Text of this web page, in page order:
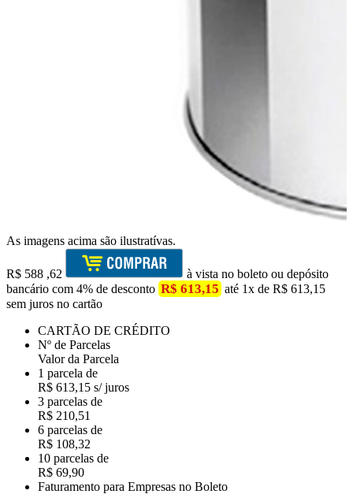
As imagens acima são ilustratívas.
R$ 588 ,62
à vista no boleto ou depósito
bancário com 4% de desconto R$ 613,15 até 1x de R$ 613,15
sem juros no cartão
CARTÃO DE CRÉDITO
Nº de Parcelas
Valor da Parcela
1 parcela de
R$ 613,15 s/ juros
3 parcelas de
R$ 210,51
6 parcelas de
R$ 108,32
10 parcelas de
R$ 69,90
Faturamento para Empresas no Boleto